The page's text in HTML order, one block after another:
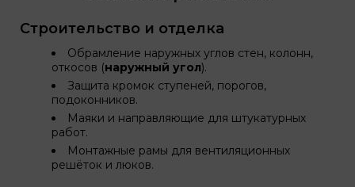
Строительство и отделка
Обрамление наружных углов стен, колонн,
откосов (наружный угол).
Защита кромок ступеней, порогов,
подоконников.
Маяки и направляющие для штукатурных
работ.
Монтажные рамы для вентиляционных
решёток и люков.